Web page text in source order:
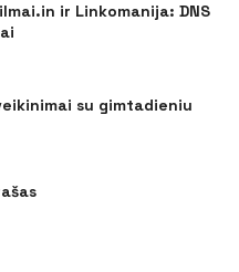
ir Linkomanija: DNS
su gimtadieniu